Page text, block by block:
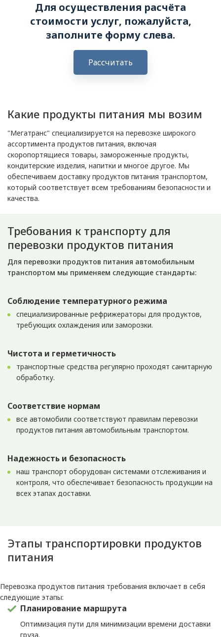
Для осуществления расчёта
стоимости услуг, пожалуйста,
заполните форму слева.
Рассчитать
Какие продукты питания мы возим
"Мегатранс" специализируется на перевозке широкого
ассортимента продуктов питания, включая
скоропортящиеся товары, замороженные продукты,
кондитерские изделия, напитки и многое другое. Мы
обеспечиваем доставку продуктов питания транспортом,
который соответствует всем требованиям безопасности и
качества.
Требования к транспорту для
перевозки продуктов питания
Для перевозки продуктов питания автомобильным
транспортом мы применяем следующие стандарты:
Соблюдение температурного режима
специализированные рефрижераторы для продуктов,
требующих охлаждения или заморозки.
Чистота и герметичность
транспортные средства регулярно проходят санитарную
обработку.
Соответствие нормам
все автомобили соответствуют правилам перевозки
продуктов питания автомобильным транспортом.
Надежность и безопасность
наш транспорт оборудован системами отслеживания и
контроля, что обеспечивает безопасность продукции на
всех этапах доставки.
Этапы транспортировки продуктов
питания
Перевозка продуктов питания требования включает в себя
следующие этапы:
Планирование маршрута
Оптимизация пути для минимизации времени доставки
груза.